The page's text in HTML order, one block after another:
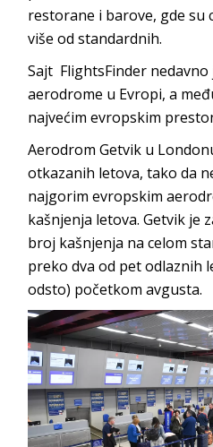
restorane i barove, gde su
više od standardnih.
Sajt FlightsFinder
aerodrome u Evropi, a
najvećim evropskim
Aerodrom Getvik u
otkazanih letova, tako da
najgorim evropskim
kašnjenja letova. Getvik je
broj kašnjenja na celom
preko dva od pet odlaznih
odsto) početkom avgusta.